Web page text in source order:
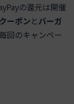
の還元は開催
ーポンとバーガ
回のキャンペー